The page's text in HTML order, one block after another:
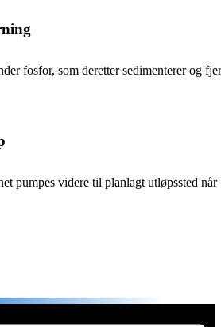
fosfor, som deretter sedimenterer og
pumpes videre til planlagt utløpssted når